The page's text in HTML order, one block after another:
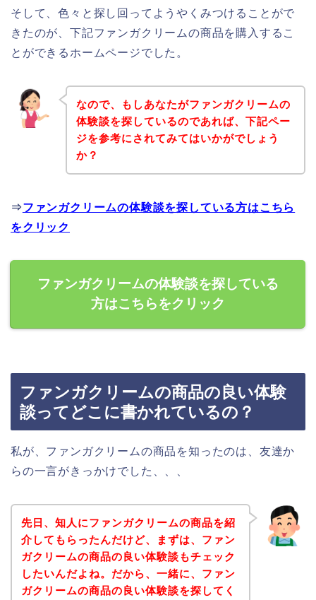
そして、色々と探し回ってようやくみつけることがで
きたのが、下記ファンガクリームの商品を購入するこ
とができるホームページでした。
なので、もしあなたがファンガクリームの
体験談を探しているのであれば、下記ペー
ジを参考にされてみてはいかがでしょう
か？
⇒ファンガクリームの体験談を探している方はこちら
をクリック
ファンガクリームの体験談を探している
方はこちらをクリック
ファンガクリームの商品の良い体験
談ってどこに書かれているの？
私が、ファンガクリームの商品を知ったのは、友達か
らの一言がきっかけでした、、、
先日、知人にファンガクリームの商品を紹
介してもらったんだけど、まずは、ファン
ガクリームの商品の良い体験談もチェック
したいんだよね。だから、一緒に、ファン
ガクリームの商品の良い体験談を探してく